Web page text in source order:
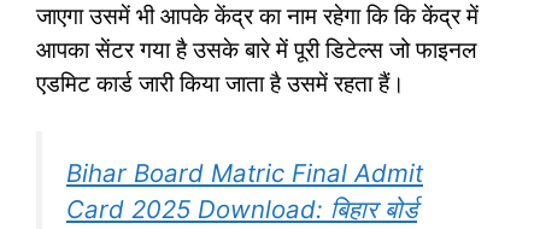
जाएगा उसमें भी आपके केंद्र का नाम रहेगा कि कि केंद्र में
आपका सेंटर गया है उसके बारे में पूरी डिटेल्स जो फाइनल
एडमिट कार्ड जारी किया जाता है उसमें रहता हैं।
Bihar Board Matric Final Admit
Card 2025 Download: बिहार बोर्ड